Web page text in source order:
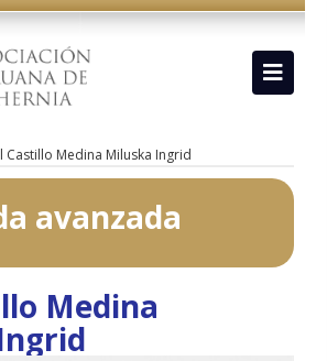
Castillo Medina Miluska Ingrid
avanzada
Medina